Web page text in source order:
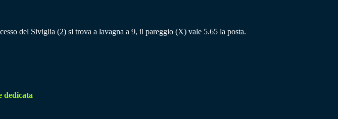
del Siviglia (2) si trova a lavagna a 9, il pareggio (X) vale 5.65 la posta.
dedicata